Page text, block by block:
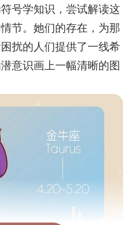
号学知识，尝试解读这
节。她们的存在，为那
扰的人们提供了一线希
意识画上一幅清晰的图